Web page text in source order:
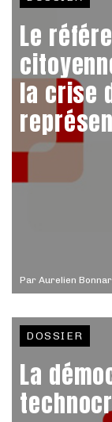
Par Aurelien
Le
la crise
DOSSIER
La